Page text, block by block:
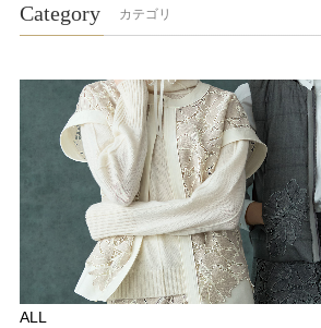
Category カテゴリ
ALL